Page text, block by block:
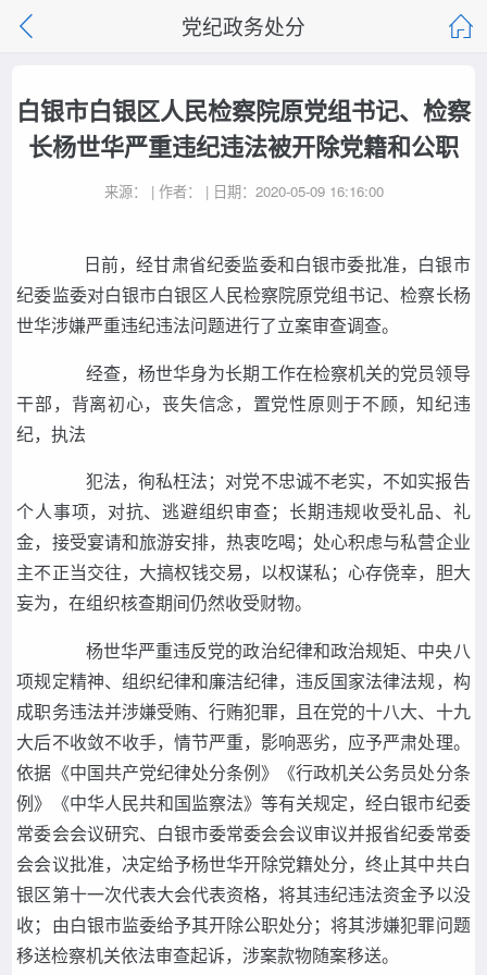
党纪政务处分
白银市白银区人民检察院原党组书记、检察
长杨世华严重违纪违法被开除党籍和公职
来源： | 作者： | 日期：2020-05-09 16:16:00
日前，经甘肃省纪委监委和白银市委批准，白银市
纪委监委对白银市白银区人民检察院原党组书记、检察长杨
世华涉嫌严重违纪违法问题进行了立案审查调查。
经查，杨世华身为长期工作在检察机关的党员领导
干部，背离初心，丧失信念，置党性原则于不顾，知纪违
纪，执法
犯法，徇私枉法；对党不忠诚不老实，不如实报告
个人事项，对抗、逃避组织审查；长期违规收受礼品、礼
金，接受宴请和旅游安排，热衷吃喝；处心积虑与私营企业
主不正当交往，大搞权钱交易，以权谋私；心存侥幸，胆大
妄为，在组织核查期间仍然收受财物。
杨世华严重违反党的政治纪律和政治规矩、中央八
项规定精神、组织纪律和廉洁纪律，违反国家法律法规，构
成职务违法并涉嫌受贿、行贿犯罪，且在党的十八大、十九
大后不收敛不收手，情节严重，影响恶劣，应予严肃处理。
依据《中国共产党纪律处分条例》《行政机关公务员处分条
例》《中华人民共和国监察法》等有关规定，经白银市纪委
常委会会议研究、白银市委常委会会议审议并报省纪委常委
会会议批准，决定给予杨世华开除党籍处分，终止其中共白
银区第十一次代表大会代表资格，将其违纪违法资金予以没
收；由白银市监委给予其开除公职处分；将其涉嫌犯罪问题
移送检察机关依法审查起诉，涉案款物随案移送。